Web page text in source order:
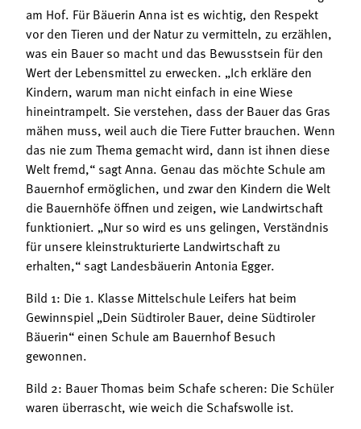
am Hof. Für Bäuerin Anna ist es wichtig, den Respekt
vor den Tieren und der Natur zu vermitteln, zu erzählen,
was ein Bauer so macht und das Bewusstsein für den
Wert der Lebensmittel zu erwecken. „Ich erkläre den
Kindern, warum man nicht einfach in eine Wiese
hineintrampelt. Sie verstehen, dass der Bauer das Gras
mähen muss, weil auch die Tiere Futter brauchen. Wenn
das nie zum Thema gemacht wird, dann ist ihnen diese
Welt fremd,“ sagt Anna. Genau das möchte Schule am
Bauernhof ermöglichen, und zwar den Kindern die Welt
die Bauernhöfe öffnen und zeigen, wie Landwirtschaft
funktioniert. „Nur so wird es uns gelingen, Verständnis
für unsere kleinstrukturierte Landwirtschaft zu
erhalten,“ sagt Landesbäuerin Antonia Egger.
Bild 1: Die 1. Klasse Mittelschule Leifers hat beim
Gewinnspiel „Dein Südtiroler Bauer, deine Südtiroler
Bäuerin“ einen Schule am Bauernhof Besuch
gewonnen.
Bild 2: Bauer Thomas beim Schafe scheren: Die Schüler
waren überrascht, wie weich die Schafswolle ist.